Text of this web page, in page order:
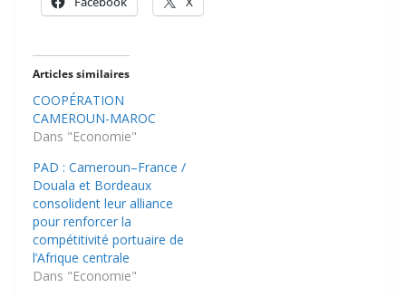
Articles similaires
COOPÉRATION
CAMEROUN-MAROC
Dans "Economie"
PAD : Cameroun–France /
Douala et Bordeaux
consolident leur alliance
pour renforcer la
compétitivité portuaire de
l’Afrique centrale
Dans "Economie"